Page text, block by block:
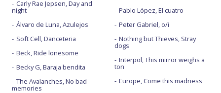
Carly Rae Jepsen, Day and
night
Álvaro de Luna, Azulejos
Soft Cell, Danceteria
Beck, Ride lonesome
Becky G, Baraja bendita
The Avalanches, No bad
memories
Pablo López, El cuatro
Peter Gabriel, o/i
Nothing but Thieves, Stray
dogs
Interpol, This mirror weighs a
ton
Europe, Come this madness